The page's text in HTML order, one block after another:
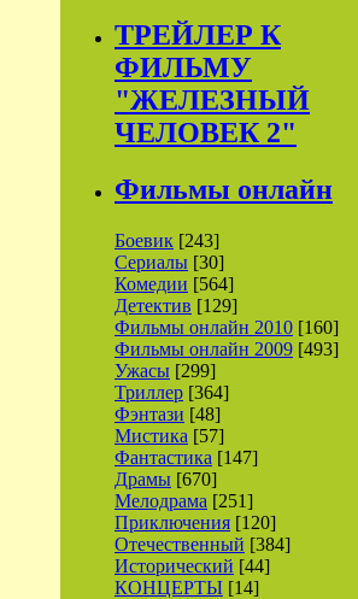
ТРЕЙЛЕР К
ФИЛЬМУ
"ЖЕЛЕЗНЫЙ
ЧЕЛОВЕК 2"
Фильмы онлайн
Боевик [243]
Сериалы [30]
Комедии [564]
Детектив [129]
Фильмы онлайн 2010 [160]
Фильмы онлайн 2009 [493]
Ужасы [299]
Триллер [364]
Фэнтази [48]
Мистика [57]
Фантастика [147]
Драмы [670]
Мелодрама [251]
Приключения [120]
Отечественный [384]
Исторический [44]
КОНЦЕРТЫ [14]